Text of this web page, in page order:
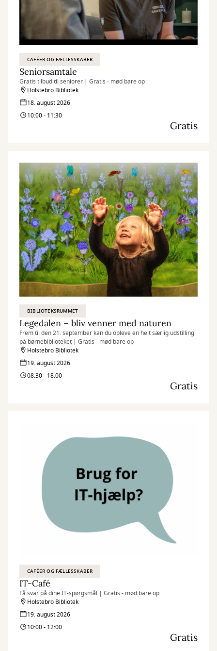
CAFÉER OG FÆLLESSKABER
Seniorsamtale
Gratis tilbud til seniorer | Gratis - mød bare op
Holstebro Bibliotek
18. august 2026
10:00 - 11:30
Gratis
BIBLIOTEKSRUMMET
Legedalen – bliv venner med naturen
Frem til den 21. september kan du opleve en helt særlig udstilling
på børnebiblioteket | Gratis - mød bare op
Holstebro Bibliotek
19. august 2026
08:30 - 18:00
Gratis
CAFÉER OG FÆLLESSKABER
IT-Café
Få svar på dine IT-spørgsmål | Gratis - mød bare op
Holstebro Bibliotek
19. august 2026
10:00 - 12:00
Gratis